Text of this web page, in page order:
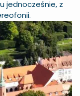
jednocześnie, z